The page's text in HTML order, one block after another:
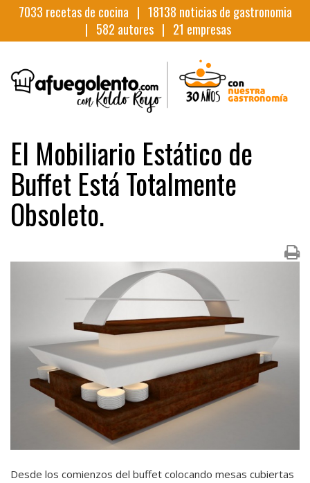
7033 recetas de cocina | 18138 noticias de gastronomia
| 582 autores | 21 empresas
El Mobiliario Estático de
Buffet Está Totalmente
Obsoleto.
Desde los comienzos del buffet colocando mesas cubiertas